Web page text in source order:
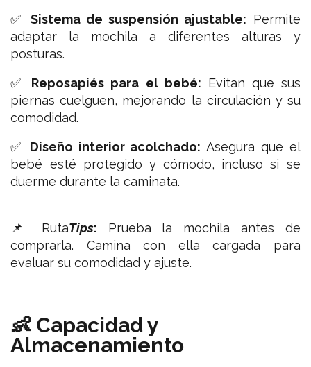
✅ Sistema de suspensión ajustable: Permite
adaptar la mochila a diferentes alturas y
posturas.
✅ Reposapiés para el bebé: Evitan que sus
piernas cuelguen, mejorando la circulación y su
comodidad.
✅ Diseño interior acolchado: Asegura que el
bebé esté protegido y cómodo, incluso si se
duerme durante la caminata.
📌 RutaTips: Prueba la mochila antes de
comprarla. Camina con ella cargada para
evaluar su comodidad y ajuste.
👶 Capacidad y
Almacenamiento